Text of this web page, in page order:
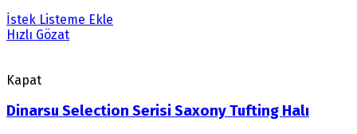
İstek Listeme Ekle
Hızlı Gözat
Kapat
Dinarsu Selection Serisi Saxony Tufting Halı